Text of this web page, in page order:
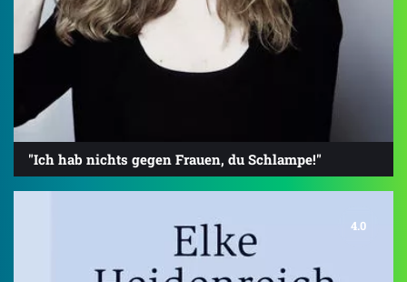
"Ich hab nichts gegen Frauen, du Schlampe!"
4.0